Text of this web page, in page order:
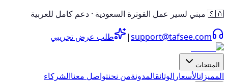
🇸🇦 مبني لسير عمل الفوترة السعودية · دعم كامل للعربية
support@tafsee.com
| طلب عرض تجريبي
المنتجات
المميزاتالأسعار الوثائقالمدونةمن نحنتواصل معناالشركاء